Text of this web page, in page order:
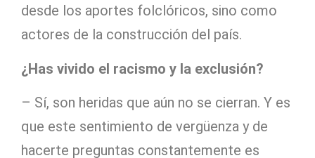
desde los aportes folclóricos, sino como
actores de la construcción del país.
¿Has vivido el racismo y la exclusión?
– Sí, son heridas que aún no se cierran. Y es
que este sentimiento de vergüenza y de
hacerte preguntas constantemente es